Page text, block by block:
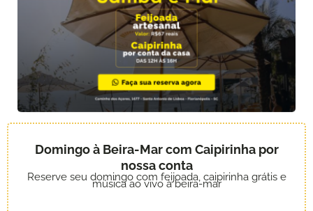
Domingo à Beira-Mar com Caipirinha por
nossa conta
Reserve seu domingo com feijoada, caipirinha grátis e
música ao vivo à beira-mar